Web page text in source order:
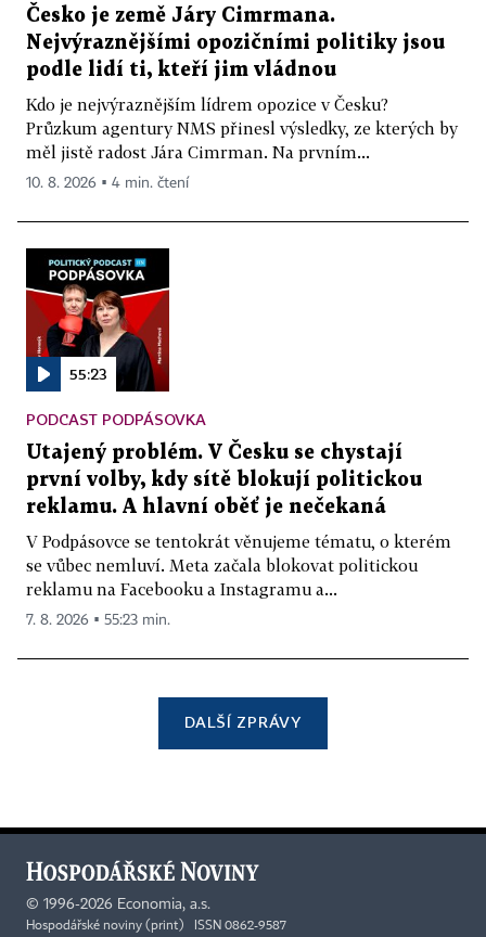
Česko je země Járy Cimrmana.
Nejvýraznějšími opozičními politiky jsou
podle lidí ti, kteří jim vládnou
Kdo je nejvýraznějším lídrem opozice v Česku?
Průzkum agentury NMS přinesl výsledky, ze kterých by
měl jistě radost Jára Cimrman. Na prvním...
10. 8. 2026 ▪ 4 min. čtení
55:23
PODCAST PODPÁSOVKA
Utajený problém. V Česku se chystají
první volby, kdy sítě blokují politickou
reklamu. A hlavní oběť je nečekaná
V Podpásovce se tentokrát věnujeme tématu, o kterém
se vůbec nemluví. Meta začala blokovat politickou
reklamu na Facebooku a Instagramu a...
7. 8. 2026 ▪ 55:23 min.
DALŠÍ ZPRÁVY
© 1996-2026 Economia, a.s.
Hospodářské noviny (print) ISSN 0862-9587